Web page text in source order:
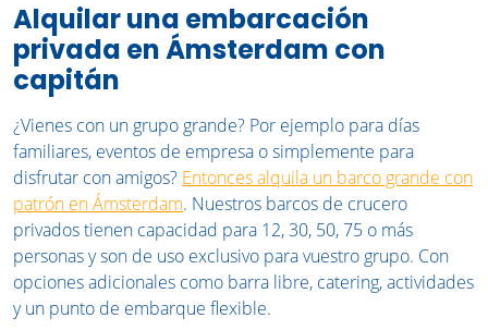
Alquilar una embarcación
privada en Ámsterdam con
capitán
¿Vienes con un grupo grande? Por ejemplo para días
familiares, eventos de empresa o simplemente para
disfrutar con amigos? Entonces alquila un barco grande con
patrón en Ámsterdam. Nuestros barcos de crucero
privados tienen capacidad para 12, 30, 50, 75 o más
personas y son de uso exclusivo para vuestro grupo. Con
opciones adicionales como barra libre, catering, actividades
y un punto de embarque flexible.